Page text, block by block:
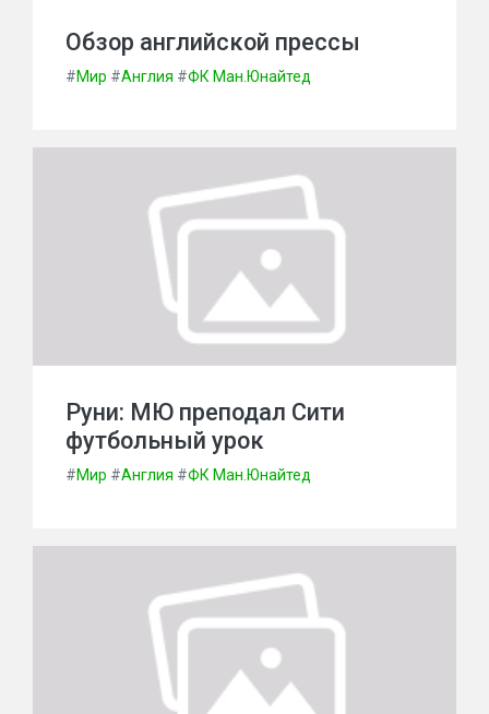
Обзор английской прессы
#Мир #Англия #ФК Ман.Юнайтед
Руни: МЮ преподал Сити
футбольный урок
#Мир #Англия #ФК Ман.Юнайтед